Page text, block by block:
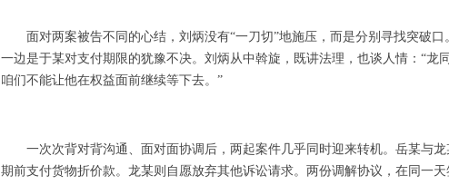
面对两案被告不同的心结，刘炳没有“一刀切”地施压，而是分别寻找突破
一边是于某对支付期限的犹豫不决。 刘炳从中斡旋，既讲法理，也谈人情： “龙
咱们不能让他在权益面前继续等下去。”
一次次背对背沟通、面对面协调后，两起案件几乎同时迎来转机。岳某与
期前支付货物折价款。龙某则自愿放弃其他诉讼请求。两份调解协议，在同一